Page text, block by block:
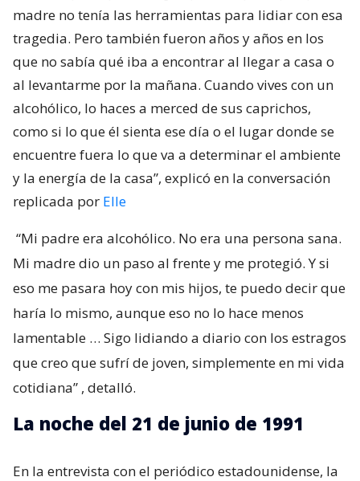
madre no tenía las herramientas para lidiar con esa
tragedia. Pero también fueron años y años en los
que no sabía qué iba a encontrar al llegar a casa o
al levantarme por la mañana. Cuando vives con un
alcohólico, lo haces a merced de sus caprichos,
como si lo que él sienta ese día o el lugar donde se
encuentre fuera lo que va a determinar el ambiente
y la energía de la casa”, explicó en la conversación
replicada por Elle
“Mi padre era alcohólico. No era una persona sana.
Mi madre dio un paso al frente y me protegió. Y si
eso me pasara hoy con mis hijos, te puedo decir que
haría lo mismo, aunque eso no lo hace menos
lamentable … Sigo lidiando a diario con los estragos
que creo que sufrí de joven, simplemente en mi vida
cotidiana” , detalló.
La noche del 21 de junio de 1991
En la entrevista con el periódico estadounidense, la